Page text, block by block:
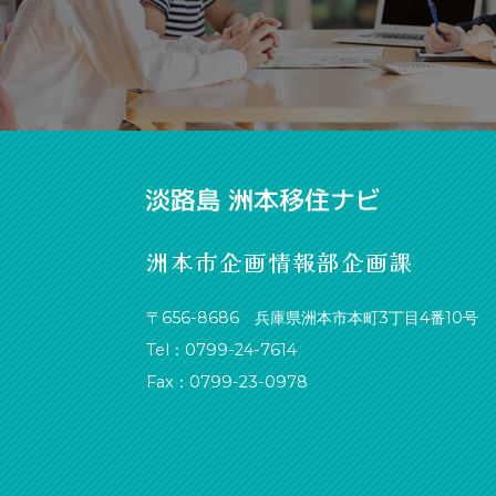
洲本市企画情報部企画課
〒656-8686 兵庫県洲本市本町3丁目4番10号
Tel：0799-24-7614
Fax：0799-23-0978